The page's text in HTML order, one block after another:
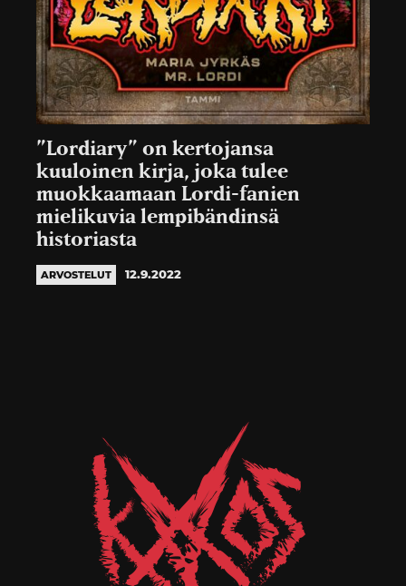
”Lordiary” on kertojansa
kuuloinen kirja, joka tulee
muokkaamaan Lordi-fanien
mielikuvia lempibändinsä
historiasta
ARVOSTELUT 12.9.2022